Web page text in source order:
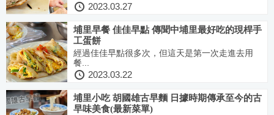
2023.03.27
埔里早餐 佳佳早點 傳聞中埔里最好吃的現桿手
工蛋餅
經過佳佳早點很多次，但這天是第一次走進去用
餐...
2023.03.22
埔里小吃 胡國雄古早麵 日據時期傳承至今的古
早味美食(最新菜單)